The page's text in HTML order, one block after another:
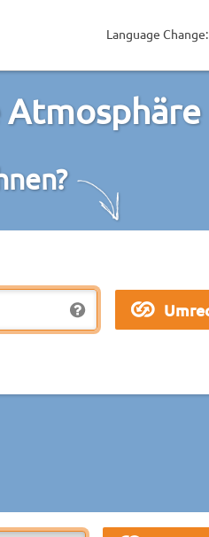
Language Change:
Atmosphäre